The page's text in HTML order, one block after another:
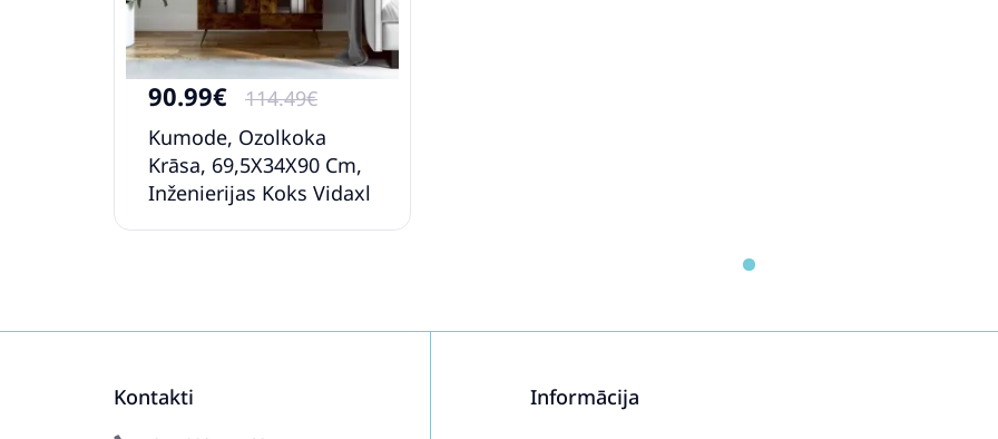
90.99€
114.49€
Kumode, Ozolkoka
Krāsa, 69,5X34X90 Cm,
Inženierijas Koks Vidaxl
Kontakti Informācija